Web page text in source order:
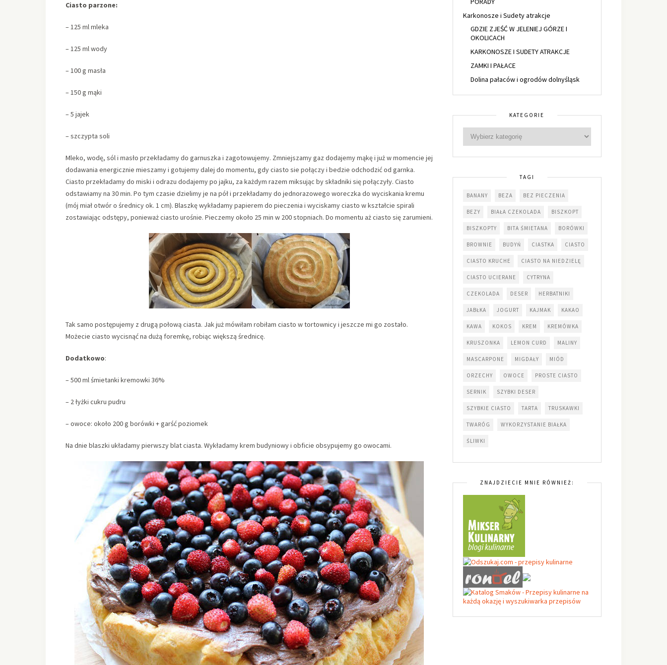
Ciasto parzone:
– 125 ml mleka
– 125 ml wody
– 100 g masła
– 150 g mąki
– 5 jajek
– szczypta soli
Mleko, wodę, sól i masło przekładamy do garnuszka i zagotowujemy. Zmniejszamy gaz dodajemy mąkę i już w momencie jej
dodawania energicznie mieszamy i gotujemy dalej do momentu, gdy ciasto sie połączy i bedzie odchodzić od garnka.
Ciasto przekładamy do miski i odrazu dodajemy po jajku, za każdym razem miksując by składniki się połączyły. Ciasto
odstawiamy na 30 min. Po tym czasie dzielimy je na pół i przekładamy do jednorazowego woreczka do wyciskania kremu
(mój miał otwór o średnicy ok. 1 cm). Blaszkę wykładamy papierem do pieczenia i wyciskamy ciasto w kształcie spirali
zostawiając odstępy, ponieważ ciasto urośnie. Pieczemy około 25 min w 200 stopniach. Do momentu aż ciasto się zarumieni.
Tak samo postępujemy z drugą połową ciasta. Jak już mówiłam robiłam ciasto w tortownicy i jeszcze mi go zostało.
Możecie ciasto wycisnąć na dużą foremkę, robiąc większą średnicę.
Dodatkowo:
– 500 ml śmietanki kremowki 36%
– 2 łyżki cukru pudru
– owoce: około 200 g borówki + garść poziomek
Na dnie blaszki układamy pierwszy blat ciasta. Wykładamy krem budyniowy i obficie obsypujemy go owocami.
Karkonosze i Sudety atrakcje
GDZIE ZJEŚĆ W JELENIEJ GÓRZE I
OKOLICACH
KARKONOSZE I SUDETY ATRAKCJE
ZAMKI I PAŁACE
Dolina pałaców i ogrodów dolnyśląsk
KATEGORIE
TAGI
BANANY BEZA BEZ PIECZENIA
BEZY BIAŁA CZEKOLADA BISZKOPT
BISZKOPTY BITA ŚMIETANA BORÓWKI
BROWNIE BUDYŃ CIASTKA CIASTO
CIASTO KRUCHE CIASTO NA NIEDZIELĘ
CIASTO UCIERANE CYTRYNA
CZEKOLADA DESER HERBATNIKI
JABŁKA JOGURT KAJMAK KAKAO
KAWA KOKOS KREM KREMÓWKA
KRUSZONKA LEMON CURD MALINY
MASCARPONE MIGDAŁY MIÓD
ORZECHY OWOCE PROSTE CIASTO
SERNIK SZYBKI DESER
SZYBKIE CIASTO TARTA TRUSKAWKI
TWARÓG WYKORZYSTANIE BIAŁKA
ŚLIWKI
ZNAJDZIECIE MNIE RÓWNIEŻ: